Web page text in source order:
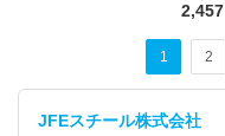
2,457
1 2
JFEスチール株式会社